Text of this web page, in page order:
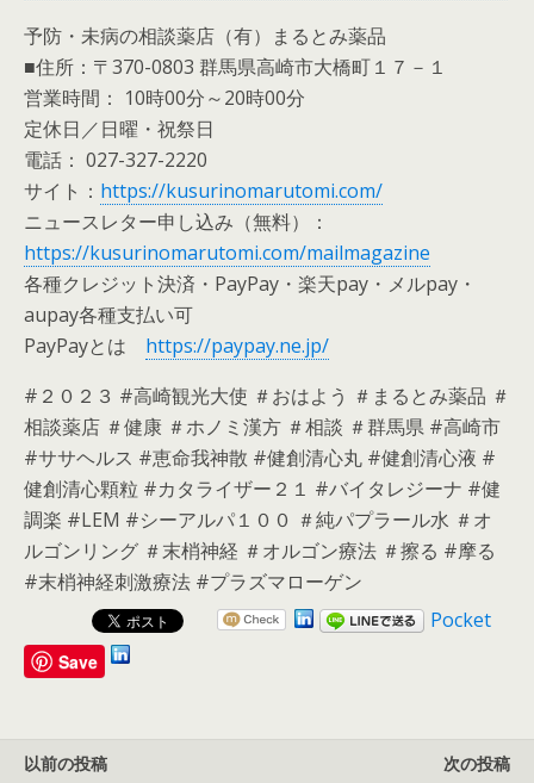
予防・未病の相談薬店（有）まるとみ薬品
■住所：〒370-0803 群馬県高崎市大橋町１７－１
営業時間： 10時00分～20時00分
定休日／日曜・祝祭日
電話： 027-327-2220
サイト： https://kusurinomarutomi.com/
ニュースレター申し込み（無料）：
https://kusurinomarutomi.com/mailmagazine
各種クレジット決済・PayPay・楽天pay・メルpay・
aupay各種支払い可
PayPayとは https://paypay.ne.jp/
#２０２３ #高崎観光大使 ＃おはよう ＃まるとみ薬品 ＃
相談薬店 ＃健康 ＃ホノミ漢方 ＃相談 ＃群馬県 #高崎市
#ササヘルス #恵命我神散 #健創清心丸 #健創清心液 #
健創清心顆粒 #カタライザー２１ #バイタレジーナ #健
調楽 #LEM #シーアルパ１００ ＃純パプラール水 ＃オ
ルゴンリング ＃末梢神経 ＃オルゴン療法 ＃擦る #摩る
#末梢神経刺激療法 #プラズマローゲン
Pocket
Save
以前の投稿
次の投稿